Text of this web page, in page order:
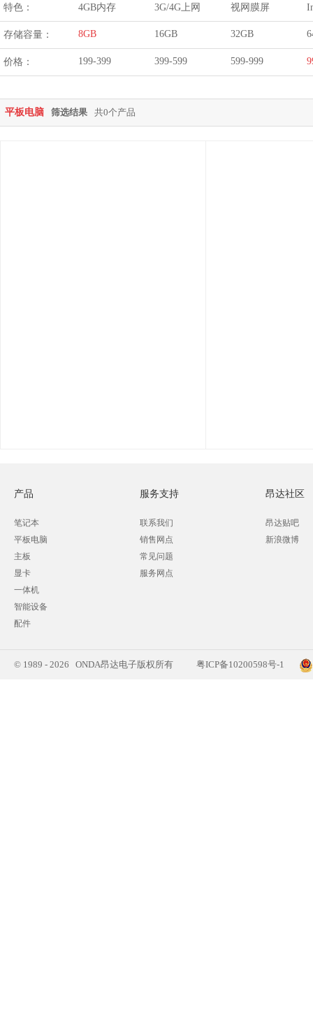
特色： 4GB内存 3G/4G上网 视网膜屏
存储容量： 8GB 16GB 32GB
价格： 199-399 399-599 599-999
平板电脑 筛选结果 共0个产品
产品
笔记本
平板电脑
主板
显卡
一体机
智能设备
配件
服务支持
联系我们
销售网点
常见问题
服务网点
昂达社区
昂达贴吧
新浪微博
© 1989 - 2026 ONDA昂达电子版权所有 粤ICP备10200598号-1